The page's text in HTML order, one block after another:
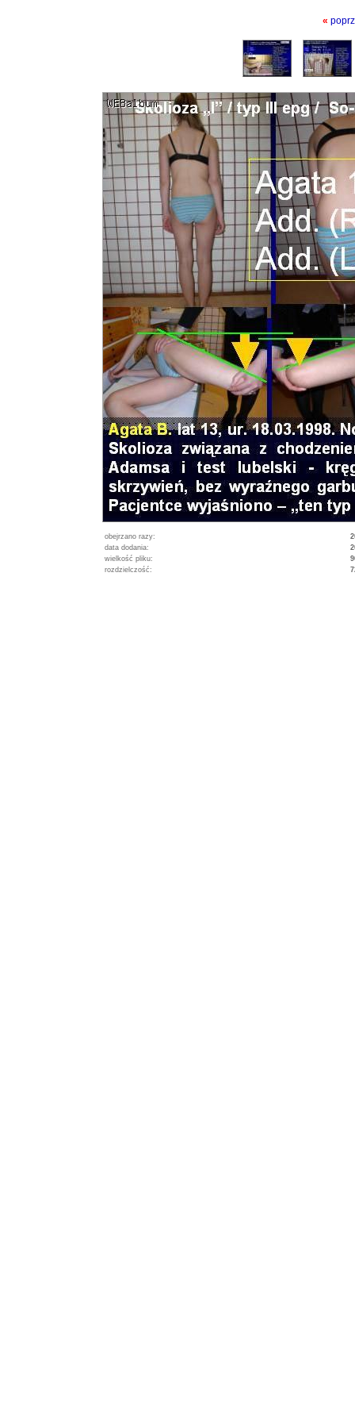
«
obejrzano razy:
data dodania:
wielkość pliku:
rozdzielczość: